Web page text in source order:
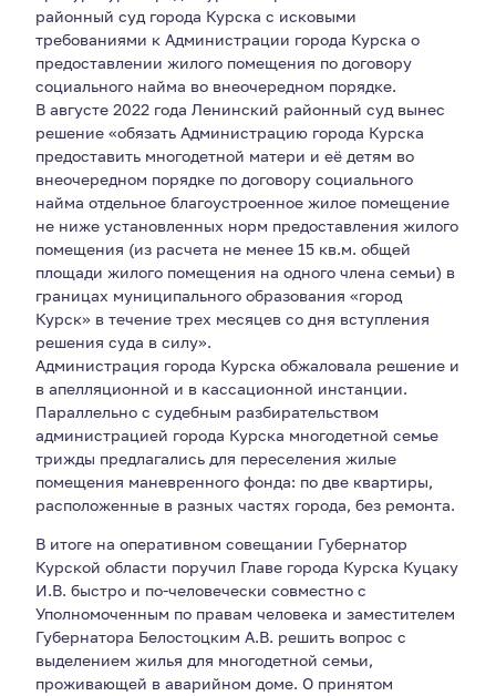
районный суд города Курска с исковыми
требованиями к Администрации города Курска о
предоставлении жилого помещения по договору
социального найма во внеочередном порядке.
В августе 2022 года Ленинский районный суд вынес
решение «обязать Администрацию города Курска
предоставить многодетной матери и её детям во
внеочередном порядке по договору социального
найма отдельное благоустроенное жилое помещение
не ниже установленных норм предоставления жилого
помещения (из расчета не менее 15 кв.м. общей
площади жилого помещения на одного члена семьи) в
границах муниципального образования «город
Курск» в течение трех месяцев со дня вступления
решения суда в силу».
Администрация города Курска обжаловала решение и
в апелляционной и в кассационной инстанции.
Параллельно с судебным разбирательством
администрацией города Курска многодетной семье
трижды предлагались для переселения жилые
помещения маневренного фонда: по две квартиры,
расположенные в разных частях города, без ремонта.
В итоге на оперативном совещании Губернатор
Курской области поручил Главе города Курска Куцаку
И.В. быстро и по-человечески совместно с
Уполномоченным по правам человека и заместителем
Губернатора Белостоцким А.В. решить вопрос с
выделением жилья для многодетной семьи,
проживающей в аварийном доме. О принятом